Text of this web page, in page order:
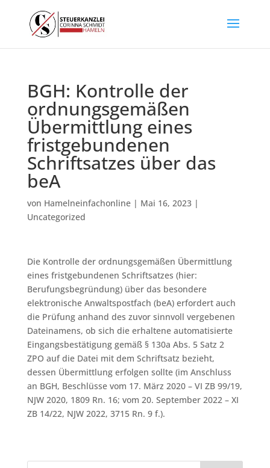
BGH: Kontrolle der
ordnungsgemäßen
Übermittlung eines
fristgebundenen
Schriftsatzes über das
beA
von Hamelneinfachonline| Mai 16, 2023|
Uncategorized
Die Kontrolle der ordnungsgemäßen Übermittlung
eines fristgebundenen Schriftsatzes (hier:
Berufungsbegründung) über das besondere
elektronische Anwaltspostfach (beA) erfordert auch
die Prüfung anhand des zuvor sinnvoll vergebenen
Dateinamens, ob sich die erhaltene automatisierte
Eingangsbestätigung gemäß § 130a Abs. 5 Satz 2
ZPO auf die Datei mit dem Schriftsatz bezieht,
dessen Übermittlung erfolgen sollte (im Anschluss
an BGH, Beschlüsse vom 17. März 2020 – VI ZB 99/19,
NJW 2020, 1809 Rn. 16; vom 20. September 2022 – XI
ZB 14/22, NJW 2022, 3715 Rn. 9 f.).